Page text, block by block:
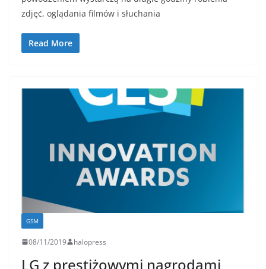
zdjęć, oglądania filmów i słuchania
Read More
GSM
08/11/2019 halopress
LG z prestiżowymi nagrodami